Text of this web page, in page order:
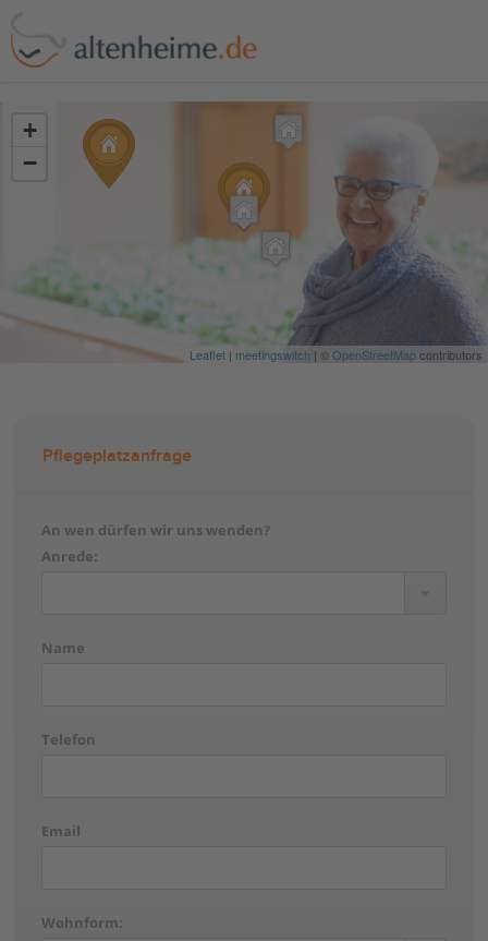
+
−
Leaflet | meetingswitch | ©OpenStreetMapcontributors
Pflegeplatzanfrage
An wen dürfen wir uns wenden?
Anrede:
Name
Telefon
Email
Wohnform: